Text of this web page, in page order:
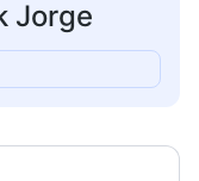
Jorge